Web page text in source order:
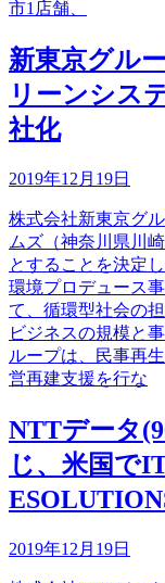
市1店舗、
新東京グル
リーンシス
社化
2019年12月19日
株式会社新東京グ
ムズ（神奈川県川
とすることを決定
環境プロデュース
て、循環型社会の
ビジネスの規模と
ループは、民事再
営再建支援を行な
NTTデータ
じ、米国で
2019年12月19日